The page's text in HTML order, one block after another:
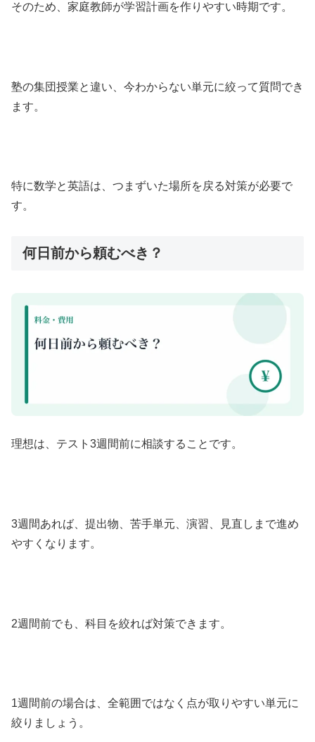
そのため、家庭教師が学習計画を作りやすい時期です。
塾の集団授業と違い、今わからない単元に絞って質問でき
ます。
特に数学と英語は、つまずいた場所を戻る対策が必要で
す。
何日前から頼むべき？
理想は、テスト3週間前に相談することです。
3週間あれば、提出物、苦手単元、演習、見直しまで進め
やすくなります。
2週間前でも、科目を絞れば対策できます。
1週間前の場合は、全範囲ではなく点が取りやすい単元に
絞りましょう。